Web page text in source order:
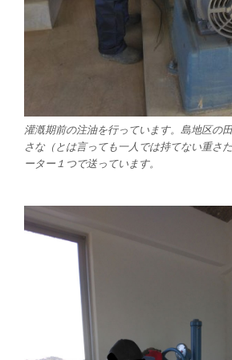
灌漑期前の注油を行っています。島地区の
さな（とは言っても一人では持てない重さ
ーター１つで送っています。